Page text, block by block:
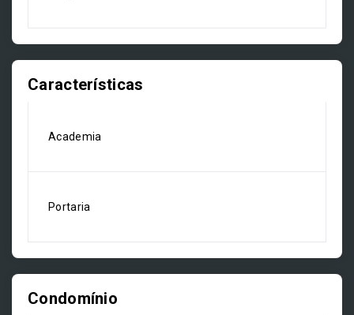
Características
Academia
Portaria
Condomínio